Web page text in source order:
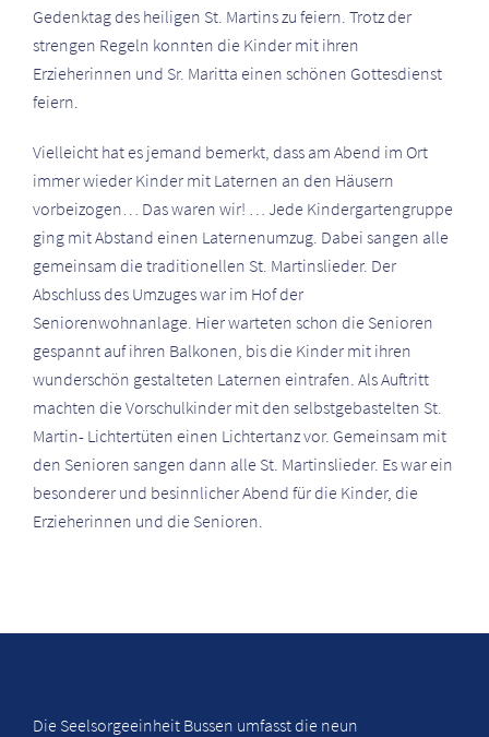
Gedenktag des heiligen St. Martins zu feiern. Trotz der
strengen Regeln konnten die Kinder mit ihren
Erzieherinnen und Sr. Maritta einen schönen Gottesdienst
feiern.
Vielleicht hat es jemand bemerkt, dass am Abend im Ort
immer wieder Kinder mit Laternen an den Häusern
vorbeizogen… Das waren wir! … Jede Kindergartengruppe
ging mit Abstand einen Laternenumzug. Dabei sangen alle
gemeinsam die traditionellen St. Martinslieder. Der
Abschluss des Umzuges war im Hof der
Seniorenwohnanlage. Hier warteten schon die Senioren
gespannt auf ihren Balkonen, bis die Kinder mit ihren
wunderschön gestalteten Laternen eintrafen. Als Auftritt
machten die Vorschulkinder mit den selbstgebastelten St.
Martin- Lichtertüten einen Lichtertanz vor. Gemeinsam mit
den Senioren sangen dann alle St. Martinslieder. Es war ein
besonderer und besinnlicher Abend für die Kinder, die
Erzieherinnen und die Senioren.
Die Seelsorgeeinheit Bussen umfasst die neun